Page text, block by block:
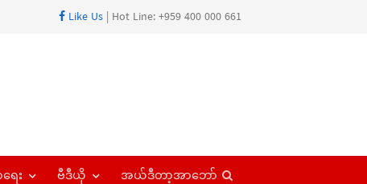
Like Us | Hot Line: +959 400 000 661
ေး ဗီဒီယို အယ်ဒီတာ့အာဘော်